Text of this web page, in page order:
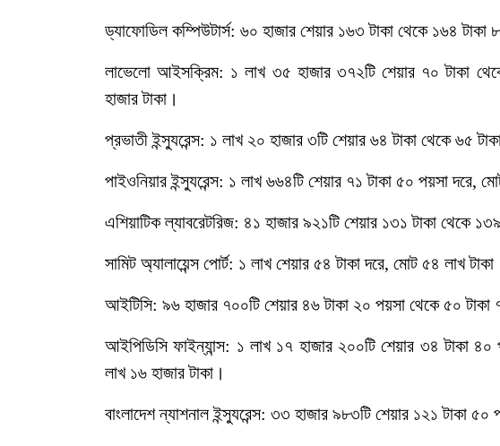
ড্যাফোডিল কম্পিউটার্স: ৬০ হাজার শেয়ার ১৬৩ টাকা থেকে ১৬৪
লাভেলো আইসক্রিম: ১ লাখ ৩৫ হাজার ৩৭২টি শেয়ার ৭০ টাকা
হাজার টাকা।
প্রভাতী ইন্স্যুরেন্স: ১ লাখ ২০ হাজার ৩টি শেয়ার ৬৪ টাকা থেকে ৬৫
পাইওনিয়ার ইন্স্যুরেন্স: ১ লাখ ৬৬৪টি শেয়ার ৭১ টাকা ৫০ পয়সা দরে,
এশিয়াটিক ল্যাবরেটরিজ: ৪১ হাজার ৯২১টি শেয়ার ১৩১ টাকা থেকে
সামিট অ্যালায়েন্স পোর্ট: ১ লাখ শেয়ার ৫৪ টাকা দরে, মোট ৫৪ লাখ
আইটিসি: ৯৬ হাজার ৭০০টি শেয়ার ৪৬ টাকা ২০ পয়সা থেকে ৫০
আইপিডিসি ফাইন্যান্স: ১ লাখ ১৭ হাজার ২০০টি শেয়ার ৩৪ টাকা
লাখ ১৬ হাজার টাকা।
বাংলাদেশ ন্যাশনাল ইন্স্যুরেন্স: ৩৩ হাজার ৯৮৩টি শেয়ার ১২১ টাকা